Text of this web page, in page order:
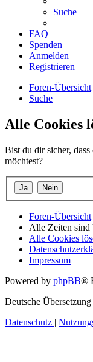
Suche
FAQ
Spenden
Anmelden
Registrieren
Foren-Übersicht
Suche
Alle Cookies
Bist du dir sicher,
möchtest?
Foren-Übersicht
Alle Zeiten sind
Alle Cookies
Impressum
Powered by phpBB®
Deutsche
Datenschutz |